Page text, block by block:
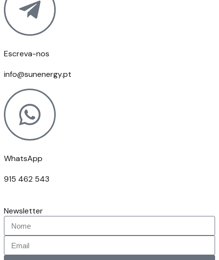
Escreva-nos
info@sunenergy.pt
WhatsApp
915 462 543
Newsletter